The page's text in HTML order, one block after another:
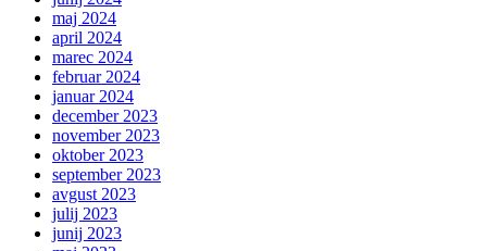
maj 2024
april 2024
marec 2024
februar 2024
januar 2024
december 2023
november 2023
oktober 2023
september 2023
avgust 2023
julij 2023
junij 2023